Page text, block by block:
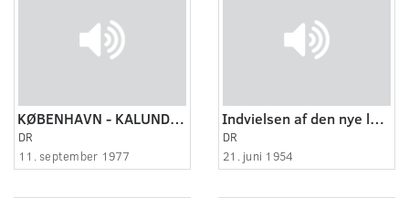
KØBENHAVN - KALUNDBORG, 3:4
DR
11. september 1977
Indvielsen af den nye langbølgesender i Kalundborg
DR
21. juni 1954